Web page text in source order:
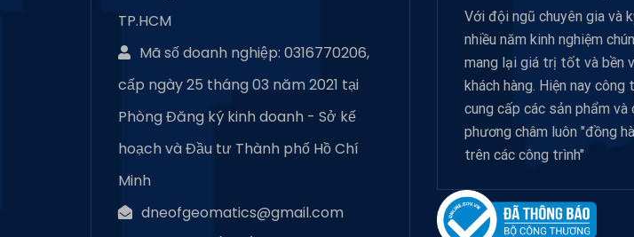
TP.HCM
Mã số doanh nghiệp: 0316770206,
cấp ngày 25 tháng 03 năm 2021 tại
Phòng Đăng ký kinh doanh - Sở kế
hoạch và Đầu tư Thành phố Hồ Chí
Minh
dneofgeomatics@gmail.com
Với đội ngũ chuyên gia và
nhiều năm kinh nghiệm
mang lại giá trị tốt và bền
khách hàng. Hiện nay công
cung cấp các sản phẩm và
phương châm luôn "đồng
trên các công trình"